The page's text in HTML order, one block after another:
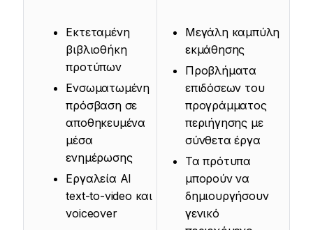
Εκτεταμένη
βιβλιοθήκη
προτύπων
Ενσωματωμένη
πρόσβαση σε
αποθηκευμένα
μέσα
ενημέρωσης
Εργαλεία AI
text-to-video και
voiceover
Μεγάλη καμπύλη
εκμάθησης
Προβλήματα
επιδόσεων του
προγράμματος
περιήγησης με
σύνθετα έργα
Τα πρότυπα
μπορούν να
δημιουργήσουν
γενικό